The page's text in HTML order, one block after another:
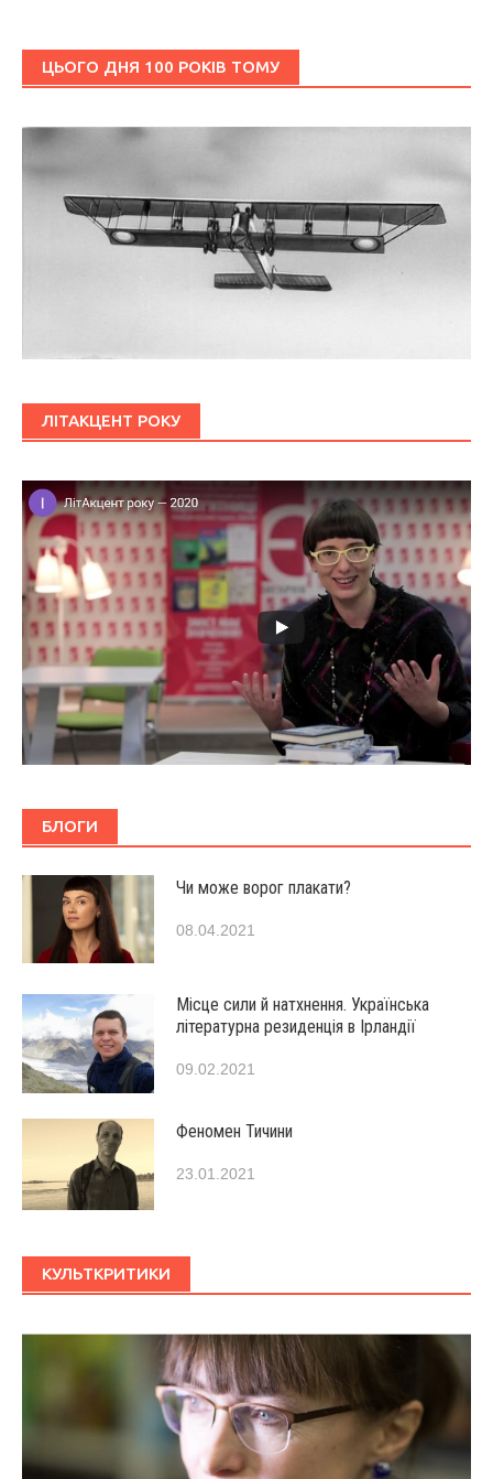
ЦЬОГО ДНЯ 100 РОКІВ ТОМУ
ЛІТАКЦЕНТ РОКУ
БЛОГИ
Чи може ворог плакати?
08.04.2021
Місце сили й натхнення. Українська
літературна резиденція в Ірландії
09.02.2021
Феномен Тичини
23.01.2021
КУЛЬТКРИТИКИ